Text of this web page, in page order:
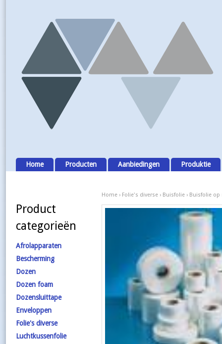
Home Producten Aanbiedingen Produktie
Home› Folie's diverse› Buisfolie› Buisfolie op
Product
categorieën
Afrolapparaten
Bescherming
Dozen
Dozen foam
Dozensluittape
Enveloppen
Folie's diverse
Luchtkussenfolie